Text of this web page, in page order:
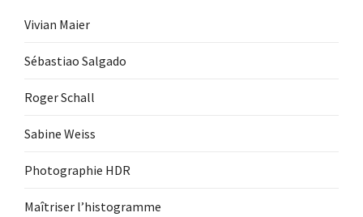
Vivian Maier
Sébastiao Salgado
Roger Schall
Sabine Weiss
Photographie HDR
Maîtriser l’histogramme